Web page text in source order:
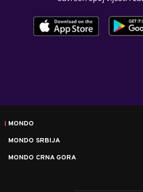
MONDO
MONDO SRBIJA
MONDO CRNA GORA